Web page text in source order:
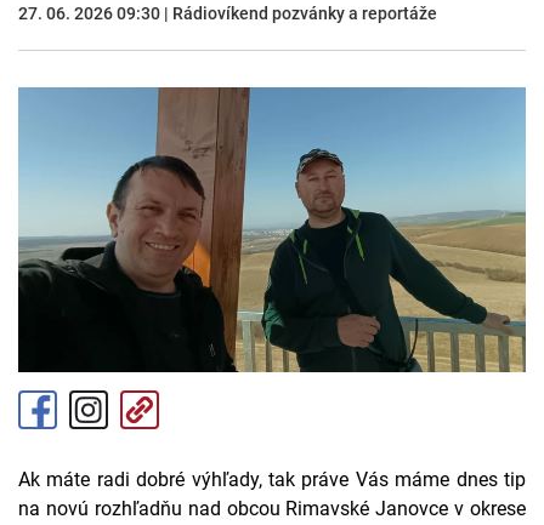
27. 06. 2026 09:30 | Rádiovíkend pozvánky a reportáže
Ak máte radi dobré výhľady, tak práve Vás máme dnes tip
na novú rozhľadňu nad obcou Rimavské Janovce v okrese